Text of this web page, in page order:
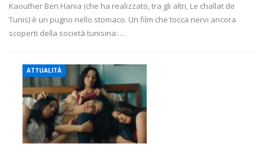
Kaouther Ben Hania (che ha realizzato, tra gli altri, Le challat de
Tunis) è un pugno nello stomaco. Un film che tocca nervi ancora
scoperti della società tunisina:…
ATTUALITÀ